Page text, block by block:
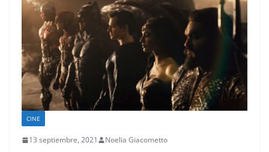
CINE
13 septiembre, 2021 Noelia Giacometto